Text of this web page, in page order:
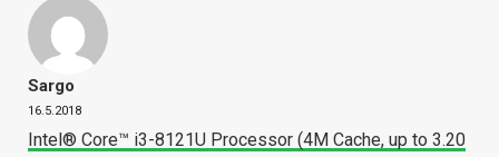
Sargo
16.5.2018
Intel® Core™ i3-8121U Processor (4M Cache, up to 3.20